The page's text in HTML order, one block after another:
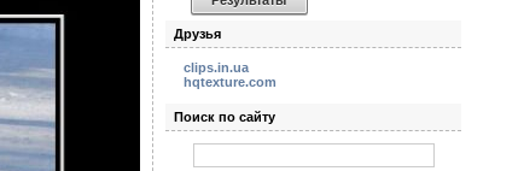
Друзья
clips.in.ua
hqtexture.com
Поиск по сайту